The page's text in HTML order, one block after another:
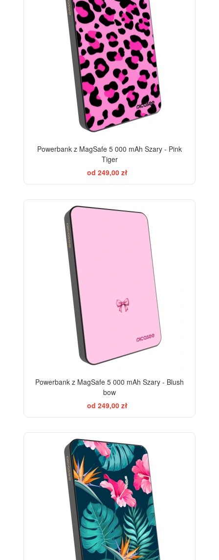
Powerbank z MagSafe 5 000 mAh Szary - Pink
Tiger
od 249,00 zł
Powerbank z MagSafe 5 000 mAh Szary - Blush
bow
od 249,00 zł